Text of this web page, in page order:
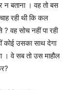
न बताना । वह तो बस
रही थी कि कल
?वह सोच नहीं पा रही
कोई उसका साथ देगा
। वे सब तो उस माहौल
?